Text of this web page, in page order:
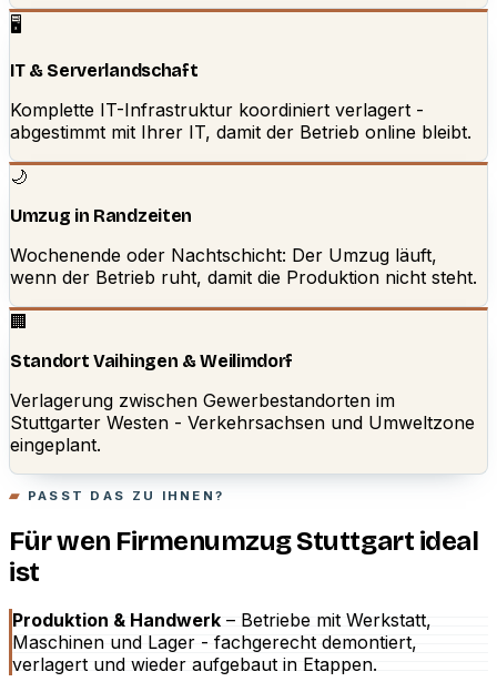
🖥️
IT & Serverlandschaft
Komplette IT-Infrastruktur koordiniert verlagert -
abgestimmt mit Ihrer IT, damit der Betrieb online bleibt.
🌙
Umzug in Randzeiten
Wochenende oder Nachtschicht: Der Umzug läuft,
wenn der Betrieb ruht, damit die Produktion nicht steht.
🏢
Standort Vaihingen & Weilimdorf
Verlagerung zwischen Gewerbestandorten im
Stuttgarter Westen - Verkehrsachsen und Umweltzone
eingeplant.
PASST DAS ZU IHNEN?
Für wen Firmenumzug Stuttgart ideal
ist
Produktion & Handwerk– Betriebe mit Werkstatt,
Maschinen und Lager - fachgerecht demontiert,
verlagert und wieder aufgebaut in Etappen.